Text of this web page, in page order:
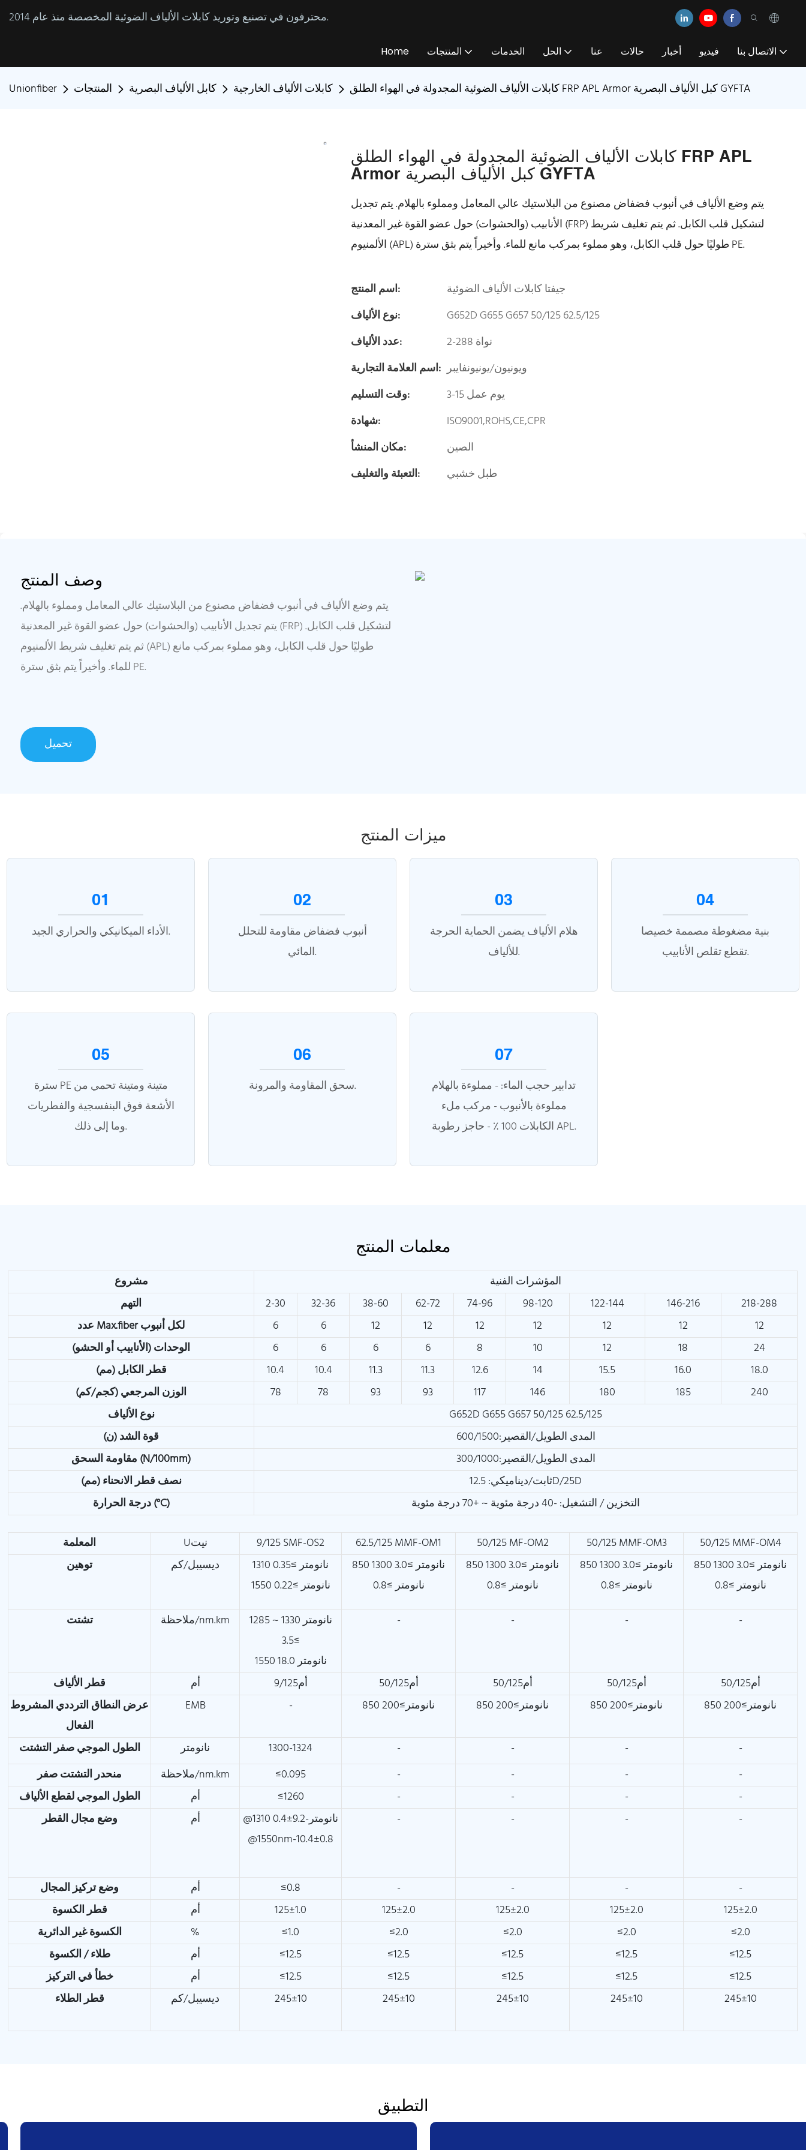
محترفون في تصنيع وتوريد كابلات الألياف الضوئية المخصصة منذ عام 2014.
Home المنتجات الخدمات الحل عنا حالات أخبار فيديو الاتصال بنا
Unionfiber المنتجات كابل الألياف البصرية كابلات الألياف الخارجية كابلات الألياف الضوئية المجدولة في الهواء الطلق FRP APL Armor كبل الألياف البصرية GYFTA
كابلات الألياف الضوئية المجدولة في الهواء الطلق FRP APL
Armor كبل الألياف البصرية GYFTA
يتم وضع الألياف في أنبوب فضفاض مصنوع من البلاستيك عالي المعامل ومملوء بالهلام. يتم تجديل
الأنابيب (والحشوات) حول عضو القوة غير المعدنية (FRP) لتشكيل قلب الكابل. ثم يتم تغليف شريط
الألمنيوم (APL) طوليًا حول قلب الكابل، وهو مملوء بمركب مانع للماء. وأخيراً يتم بثق سترة PE.
اسم المنتج:
جيفتا كابلات الألياف الضوئية
نوع الألياف:
G652D G655 G657 50/125 62.5/125
عدد الألياف:
2-288 نواة
اسم العلامة التجارية: ويونيون/يونيونفايبر
وقت التسليم:
3-15 يوم عمل
شهادة:
ISO9001,ROHS,CE,CPR
مكان المنشأ:
الصين
التعبئة والتغليف:
طبل خشبي
وصف المنتج
يتم وضع الألياف في أنبوب فضفاض مصنوع من البلاستيك عالي المعامل ومملوء بالهلام.
يتم تجديل الأنابيب (والحشوات) حول عضو القوة غير المعدنية (FRP) لتشكيل قلب الكابل.
ثم يتم تغليف شريط الألمنيوم (APL) طوليًا حول قلب الكابل، وهو مملوء بمركب مانع
للماء. وأخيراً يتم بثق سترة PE.
تحميل
ميزات المنتج
01
الأداء الميكانيكي والحراري الجيد.
02
أنبوب فضفاض مقاومة للتحلل
المائي.
03
هلام الألياف يضمن الحماية الحرجة
للألياف.
04
بنية مضغوطة مصممة خصيصا
تقطع تقلص الأنابيب.
05
سترة PE متينة ومتينة تحمي من
الأشعة فوق البنفسجية والفطريات
وما إلى ذلك.
06
سحق المقاومة والمرونة.
07
تدابير حجب الماء: - مملوءة بالهلام
مملوءة بالأنبوب - مركب ملء
الكابلات 100 ٪ - حاجز رطوبة APL.
معلمات المنتج
مشروع
المؤشرات الفنية
التهم
2-30 32-36 38-60 62-72 74-96 98-120 122-144 146-216
218-288
عدد Max.fiber لكل أنبوب
6 6 12 12 12 12 12 12
12
الوحدات (الأنابيب أو الحشو)
6 6 6 6 8 10 12 18
24
قطر الكابل (مم)
10.4 10.4 11.3 11.3 12.6 14 15.5 16.0
18.0
الوزن المرجعي (كجم/كم)
78 78 93 93 117 146 180 185
240
نوع الألياف
G652D G655 G657 50/125 62.5/125
قوة الشد (ن)
المدى الطويل/القصير:600/1500
مقاومة السحق (N/100mm)
المدى الطويل/القصير:300/1000
نصف قطر الانحناء (مم)
ثابت/ديناميكي: 12.5D/25D
درجة الحرارة (°C)
التخزين / التشغيل: -40 درجة مئوية ~ +70 درجة مئوية
المعلمة Uنيت 9/125 SMF-OS2 62.5/125 MMF-OM1 50/125 MF-OM2 50/125 MMF-OM3
50/125 MMF-OM4
توهين
ديسيبل/كم
1310 نانومتر ≥0.35
1550 نانومتر ≥0.22
850 نانومتر ≥3.0 1300
نانومتر ≥0.8
850 نانومتر ≥3.0 1300
نانومتر ≥0.8
850 نانومتر ≥3.0 1300
نانومتر ≥0.8
850 نانومتر ≥3.0 1300
نانومتر ≥0.8
تشتت
ملاحظة/nm.km
1285 ~ 1330 نانومتر
≥3.5
1550 نانومتر 18.0
- - - -
قطر الألياف أم أم9/125 أم50/125 أم50/125 أم50/125
أم50/125
عرض النطاق الترددي المشروط
الفعال
EMB - 850 نانومتر≥200 850 نانومتر≥200 850 نانومتر≥200 850 نانومتر≥200
الطول الموجي صفر التشتت نانومتر 1300-1324 - - -
-
منحدر التشتت صفر
ملاحظة/nm.km ≤0.095 - - -
-
الطول الموجي لقطع الألياف
أم ≤1260 - - -
-
وضع مجال القطر
أم
@1310 نانومتر-9.2±0.4
@1550nm-10.4±0.8
- - - -
وضع تركيز المجال أم ≤0.8 - - -
-
قطر الكسوة
أم 125±1.0 125±2.0 125±2.0 125±2.0
125±2.0
الكسوة غير الدائرية
% ≤1.0 ≤2.0 ≤2.0 ≤2.0
≤2.0
طلاء / الكسوة
أم ≤12.5 ≤12.5 ≤12.5 ≤12.5
≤12.5
خطأ في التركيز
أم ≤12.5 ≤12.5 ≤12.5 ≤12.5
≤12.5
قطر الطلاء
ديسيبل/كم 245±10 245±10 245±10 245±10 245±10
التطبيق